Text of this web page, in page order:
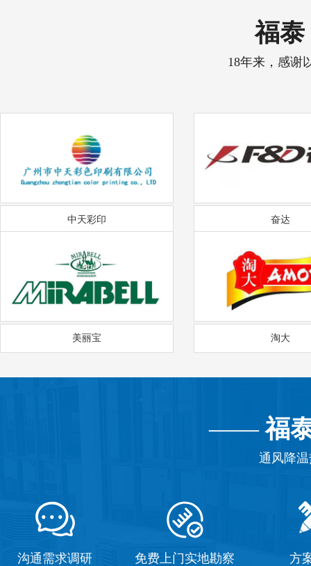
福泰
18年来，感谢
中天彩印 奋达
美丽宝 淘大
——福
通风降
沟通需求调研 免费上门实地勘察 方